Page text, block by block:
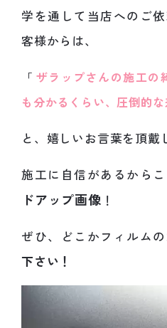
学を通して当店へのご
客様からは、
「 ザラップさんの施工の
も分かるくらい、圧倒的な
と、嬉しいお言葉を頂戴
施工に自信があるから
ドアップ画像 ！
ぜひ、どこかフィルム
下さい！